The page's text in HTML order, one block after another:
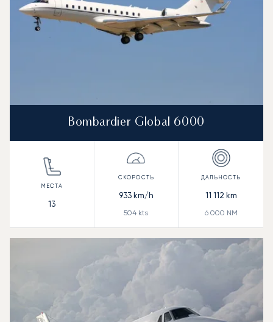
Bombardier Global 6000
13
933km/h
504 kts
11 112 km
6 000 NM